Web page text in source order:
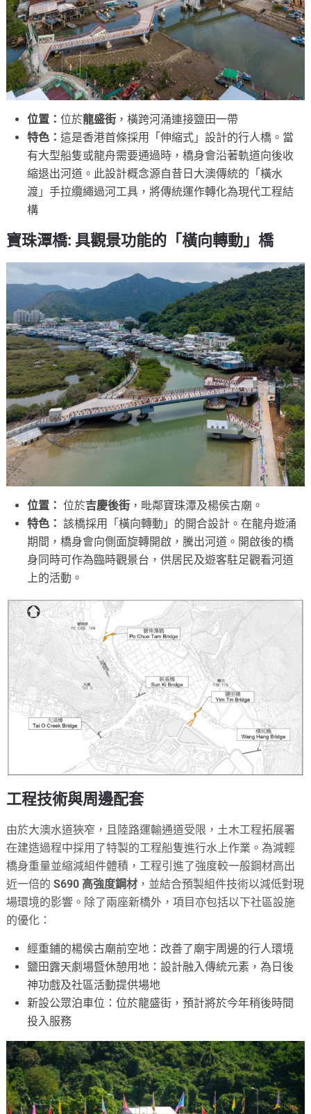
位置：位於龍盛街 ，橫跨河涌連接鹽田一帶
特色：這是香港首條採用「伸縮式」設計的行人橋。當
有大型船隻或龍舟需要通過時，橋身會沿著軌道向後收
縮退出河道。此設計概念源自昔日大澳傳統的「橫水
渡」手拉纜繩過河工具，將傳統運作轉化為現代工程結
構
寶珠潭橋: 具觀景功能的「橫向轉動」橋
位置： 位於吉慶後街 ，毗鄰寶珠潭及楊侯古廟。
特色： 該橋採用「橫向轉動」的開合設計。在龍舟遊涌
期間，橋身會向側面旋轉開啟，騰出河道。開啟後的橋
身同時可作為臨時觀景台，供居民及遊客駐足觀看河道
上的活動。
工程技術與周邊配套
由於大澳水道狹窄，且陸路運輸通道受限，土木工程拓展署
在建造過程中採用了特製的工程船隻進行水上作業。為減輕
橋身重量並縮減組件體積，工程引進了強度較一般鋼材高出
近一倍的S690 高強度鋼材 ，並結合預製組件技術以減低對現
場環境的影響。除了兩座新橋外，項目亦包括以下社區設施
的優化：
經重鋪的楊侯古廟前空地：改善了廟宇周邊的行人環境
鹽田露天劇場暨休憩用地：設計融入傳統元素，為日後
神功戲及社區活動提供場地
新設公眾泊車位：位於龍盛街，預計將於今年稍後時間
投入服務